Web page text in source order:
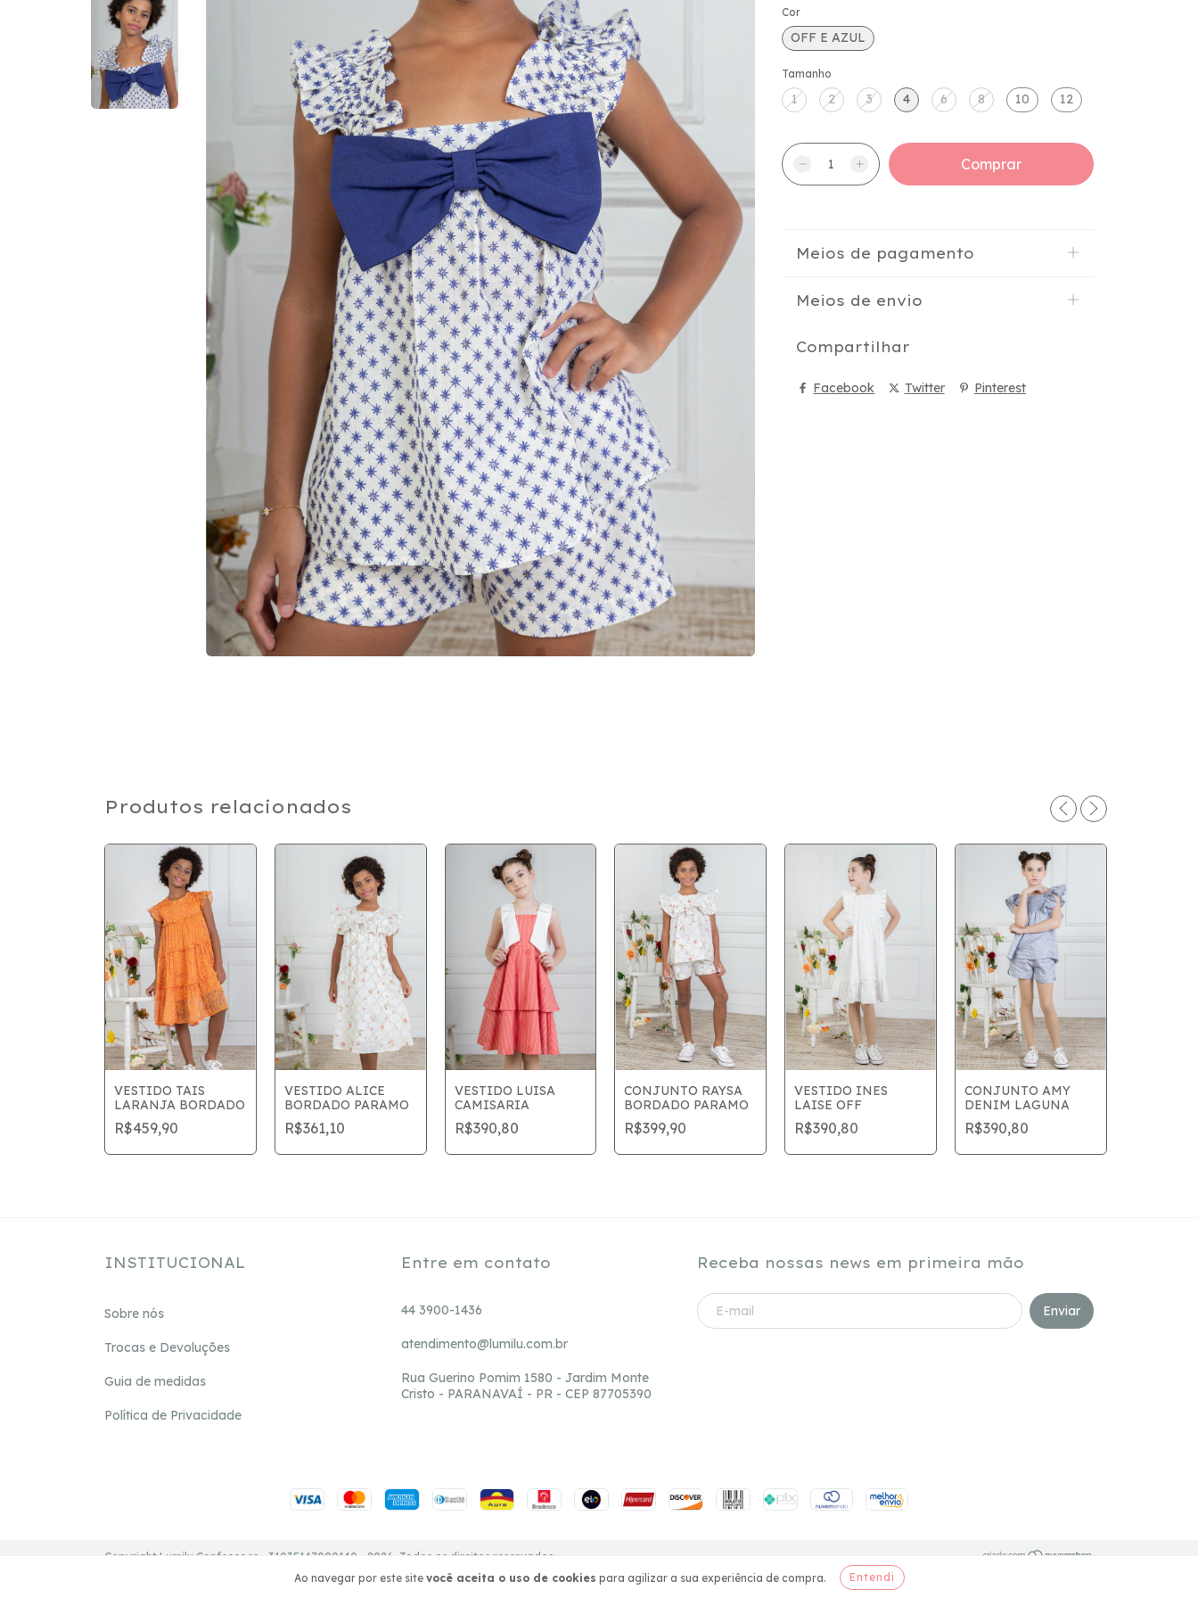
Ao navegar por este site você aceita o uso de cookies para agilizar a sua experiência de compra. Entendi
Cor
OFF E AZUL
Tamanho
1 2 3 4 6 8 10 12
Meios de pagamento
Meios de envio
Compartilhar
Facebook Twitter Pinterest
Produtos relacionados
VESTIDO TAIS
LARANJA BORDADO
R$459,90
VESTIDO ALICE
BORDADO PARAMO
R$361,10
VESTIDO LUISA
CAMISARIA
R$390,80
CONJUNTO RAYSA
BORDADO PARAMO
R$399,90
VESTIDO INES
LAISE OFF
R$390,80
CONJUNTO AMY
DENIM LAGUNA
R$390,80
INSTITUCIONAL
Sobre nós
Trocas e Devoluções
Guia de medidas
Política de Privacidade
Entre em contato
44 3900-1436
atendimento@lumilu.com.br
Rua Guerino Pomim 1580 - Jardim Monte
Cristo - PARANAVAÍ - PR - CEP 87705390
Receba nossas news em primeira mão
Copyright Lumilu Confeccoes - 31035147000140 - 2026. Todos os direitos reservados.